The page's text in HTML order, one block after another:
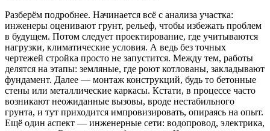
Разберём подробнее. Начинается всё с анализа участка:
инженеры оценивают грунт, рельеф, чтобы избежать проблем
в будущем. Потом следует проектирование, где учитываются
нагрузки, климатические условия. А ведь без точных
чертежей стройка просто не запустится. Между тем, работы
делятся на этапы: земляные, где роют котлованы, закладывают
фундамент. Далее — монтаж конструкций, будь то бетонные
стены или металлические каркасы. Кстати, в процессе часто
возникают неожиданные вызовы, вроде нестабильного
грунта, и тут приходится импровизировать, опираясь на опыт.
Ещё один аспект — инженерные сети: водопровод, электрика,